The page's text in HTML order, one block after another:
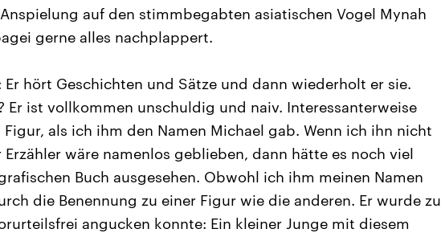
auf den stimmbegabten asiatischen Vogel Mynah
gerne alles nachplappert.
Er hört Geschichten und Sätze und dann wiederholt er sie.
Er ist vollkommen unschuldig und naiv. Interessanterweise
als ich ihm den Namen Michael gab. Wenn ich ihn nicht
wäre namenlos geblieben, dann hätte es noch viel
Buch ausgesehen. Obwohl ich ihm meinen Namen
die Benennung zu einer Figur wie die anderen. Er wurde zu
angucken konnte: Ein kleiner Junge mit diesem